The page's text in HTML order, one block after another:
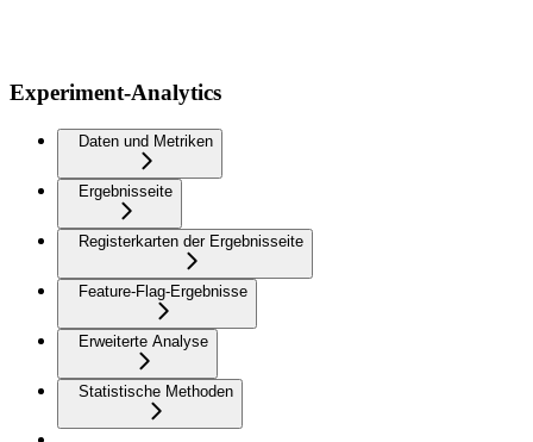
Experiment-Analytics
Daten und Metriken
Ergebnisseite
Registerkarten der Ergebnisseite
Feature-Flag-Ergebnisse
Erweiterte Analyse
Statistische Methoden